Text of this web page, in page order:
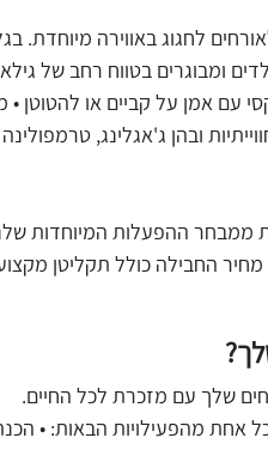
לחגוג באווירה מיוחדת.
ומבוגרים בטווח רחב של
עם אמן על קביים או להטוטן
ובהן ג'אגלינג,
ממבחר ההפעלות המיוחדות
החבילה כולל תקליטן
שלך עם מזכרת לכל החיים.
אחת מהפעילויות הבאות: •